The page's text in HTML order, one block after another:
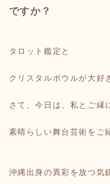
ですか？
タロット鑑定と
クリスタルボウルが大好
さて、今日は、私とご縁
素晴らしい舞台芸術をご
沖縄出身の異彩を放つ気